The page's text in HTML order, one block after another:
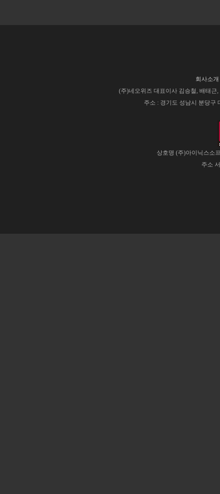
회사소개
(주)네오위즈 대표이사 김승철, 배태근
주소 : 경기도 성남시 분당구
상호명 (주)아이닉스소
주소